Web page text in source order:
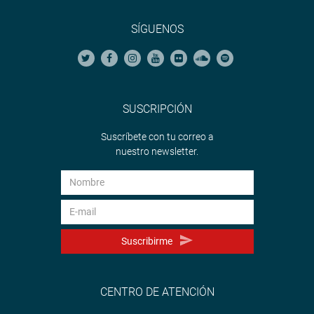
SÍGUENOS
SUSCRIPCIÓN
Suscríbete con tu correo a
nuestro newsletter.
Suscribirme
CENTRO DE ATENCIÓN